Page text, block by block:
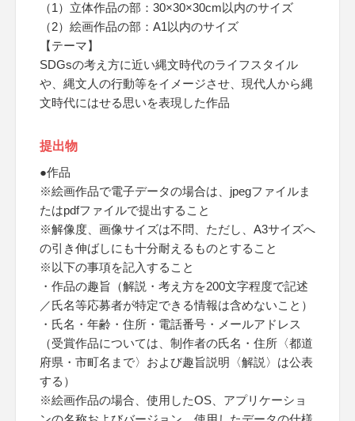
（1）立体作品の部：30×30×30cm以内のサイズ
（2）絵画作品の部：A1以内のサイズ
【テーマ】
SDGsの考え方に近い縄文時代のライフスタイル
や、縄文人の行動等をイメージさせ、現代人から縄
文時代にはせる思いを表現した作品
提出物
●作品
※絵画作品で電子データの場合は、jpegファイルま
たはpdfファイルで提出すること
※解像度、画像サイズは不問、ただし、A3サイズへ
の引き伸ばしにも十分耐えるものとすること
※以下の事項を記入すること
・作品の趣旨（解説・考え方を200文字程度で記述
／氏名等応募者が特定できる情報は含めないこと）
・氏名・年齢・住所・電話番号・メールアドレス
（受賞作品については、制作者の氏名・住所〈都道
府県・市町名まで〉および趣旨説明〈解説〉は公表
する）
※絵画作品の場合、使用したOS、アプリケーショ